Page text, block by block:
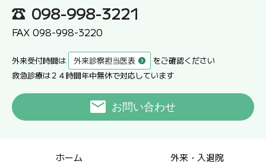
098-998-3221
FAX 098-998-3220
外来受付時間は 外来診察担当医表
をご確認ください
救急診療は２４時間年中無休で対応しています
お問い合わせ
ホーム 外来・入退院